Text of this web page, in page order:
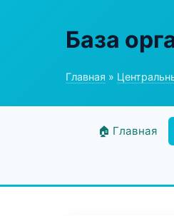
База
Главная »
🏠 Главная